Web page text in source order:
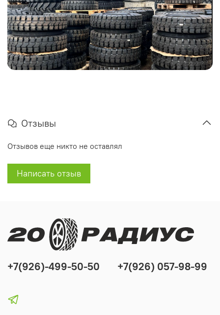
Отзывы
Отзывов еще никто не оставлял
Написать отзыв
+7(926)-499-50-50 +7(926) 057-98-99